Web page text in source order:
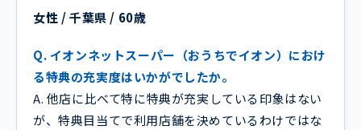
女性 / 千葉県 / 60歳
Q. イオンネットスーパー（おうちでイオン）におけ
る特典の充実度はいかがでしたか。
A. 他店に比べて特に特典が充実している印象はない
が、特典目当てで利用店舗を決めているわけではな